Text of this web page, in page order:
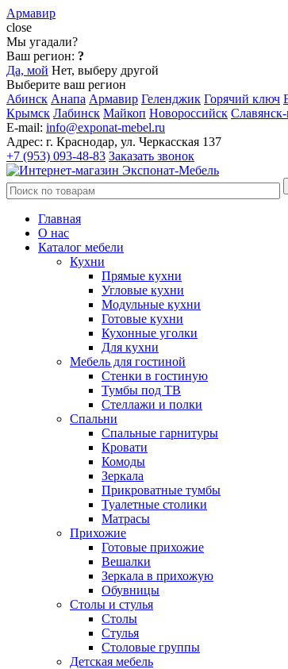
Армавир
close
Мы угадали?
Ваш регион: ?
Да, мой Нет, выберу другой
Выберите ваш регион
Абинск Анапа Армавир Геленджик Горячий ключ
Крымск Лабинск Майкоп Новороссийск
E-mail: info@exponat-mebel.ru
Адрес: г. Краснодар, ул. Черкасская 137
+7 (953) 093-48-83 Заказать звонок
Главная
О нас
Каталог мебели
Кухни
Прямые кухни
Угловые кухни
Модульные кухни
Готовые кухни
Кухонные уголки
Для кухни
Мебель для гостиной
Стенки в гостиную
Тумбы под ТВ
Стеллажи и полки
Спальни
Спальные гарнитуры
Кровати
Комоды
Зеркала
Прикроватные тумбы
Туалетные столики
Матрасы
Прихожие
Готовые прихожие
Вешалки
Зеркала в прихожую
Обувницы
Столы и стулья
Столы
Стулья
Столовые группы
Детская мебель